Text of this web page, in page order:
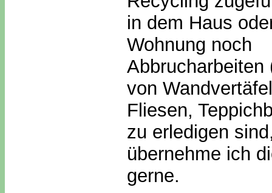
in dem Haus
Wohnung noch
Abbrucharbeiten
von
Fliesen,
zu erledigen
übernehme ich
gerne.